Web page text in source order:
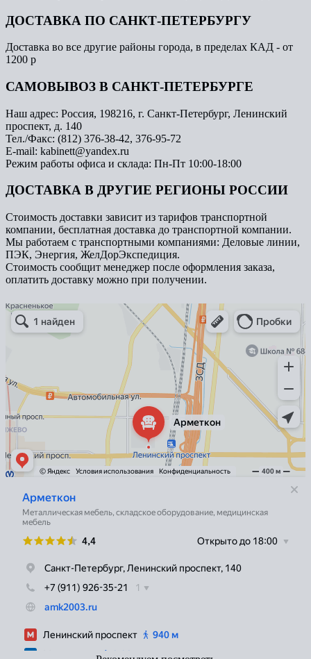
ДОСТАВКА ПО САНКТ-ПЕТЕРБУРГУ
Доставка во все другие районы города, в пределах КАД - от
1200 р
САМОВЫВОЗ В САНКТ-ПЕТЕРБУРГЕ
Наш адрес: Россия, 198216, г. Санкт-Петербург, Ленинский
проспект, д. 140
Тел./Факс: (812) 376-38-42, 376-95-72
E-mail: kabinett@yandex.ru
Режим работы офиса и склада: Пн-Пт 10:00-18:00
ДОСТАВКА В ДРУГИЕ РЕГИОНЫ РОССИИ
Стоимость доставки зависит из тарифов транспортной
компании, бесплатная доставка до транспортной компании.
Мы работаем с транспортными компаниями: Деловые линии,
ПЭК, Энергия, ЖелДорЭкспедиция.
Стоимость сообщит менеджер после оформления заказа,
оплатить доставку можно при получении.
Арметкон
Металлическая мебель в Санкт‑Петербурге
Торговое оборудование в Санкт‑Петербурге